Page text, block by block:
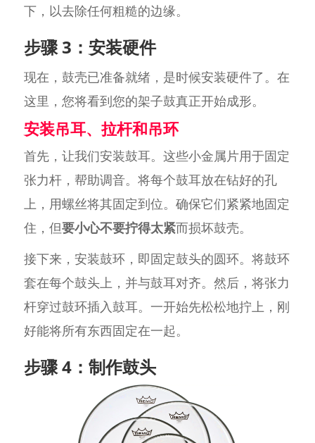
下，以去除任何粗糙的边缘。
步骤 3：安装硬件
现在，鼓壳已准备就绪，是时候安装硬件了。在
这里，您将看到您的架子鼓真正开始成形。
安装吊耳、拉杆和吊环
首先，让我们安装鼓耳。这些小金属片用于固定
张力杆，帮助调音。将每个鼓耳放在钻好的孔
上，用螺丝将其固定到位。确保它们紧紧地固定
住，但要小心不要拧得太紧而损坏鼓壳。
接下来，安装鼓环，即固定鼓头的圆环。将鼓环
套在每个鼓头上，并与鼓耳对齐。然后，将张力
杆穿过鼓环插入鼓耳。一开始先松松地拧上，刚
好能将所有东西固定在一起。
步骤 4：制作鼓头